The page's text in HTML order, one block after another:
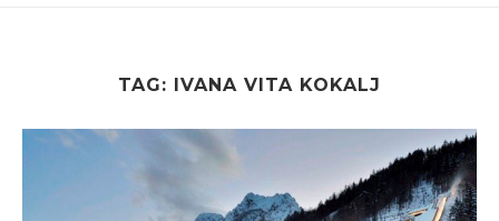
TAG: IVANA VITA KOKALJ